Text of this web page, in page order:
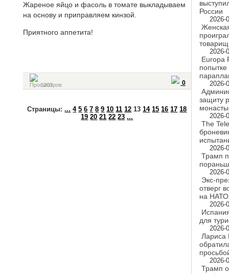
Жареное яйцо и фасоль в томате выкладываем
на основу и приправляем кинзой.
Приятного аппетита!
1203 0
Cтраницы:... 4 5 6 7 8 9 10 11 12 13 14 15 16 17 18
19 20 21 22 23 ...
России
2026-
2026-
Europa
2026-
защиту
2026-
The
2026-
Трамп
2026-
Экс-
отверг
на НАТО
2026-
для
2026-
Лариса
2026-
Трамп